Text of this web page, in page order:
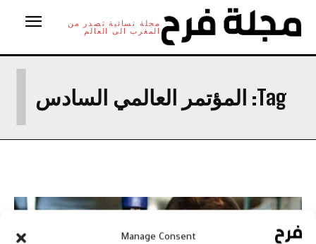
Manage Consent
مجلة نسائية تصدر من
المغرب الى العالم
Tag: المؤتمر العالمي السادس